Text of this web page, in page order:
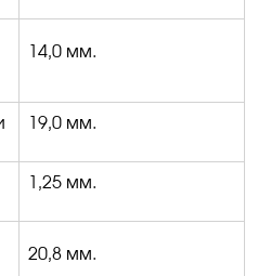
14,0 мм.
19,0 мм.
1,25 мм.
20,8 мм.